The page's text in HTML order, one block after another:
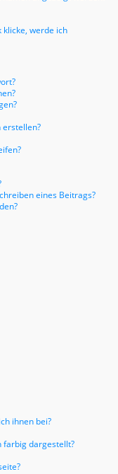
klicke, werde ich
eines Beitrags?
ihnen bei?
farbig dargestellt?